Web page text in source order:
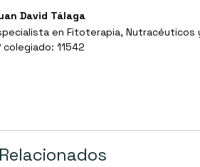
David Tálaga
en Fitoterapia, Nutracéuticos
colegiado: 11542